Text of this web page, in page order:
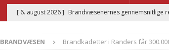
[ 6. august 2026 ] Brandvæsenernes gennemsnitlige
[ 5. august 2026 ] Advarer: Udløb af
BRANDVÆSEN Brandkadetter i Randers får